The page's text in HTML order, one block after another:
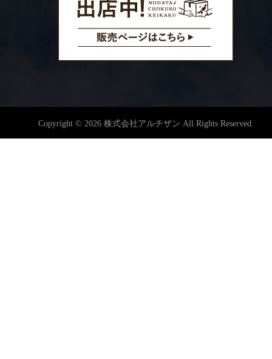
Copyright © 2026 株式会社アルチザン All Rights Reserved.